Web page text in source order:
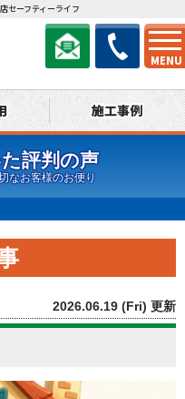
MENU
セーフティーライフ
施工事例
評判の声
なお客様のお便り
2026.06.19 (Fri) 更新